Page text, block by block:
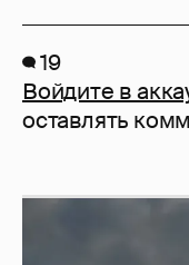
19
Войдите в
оставлять